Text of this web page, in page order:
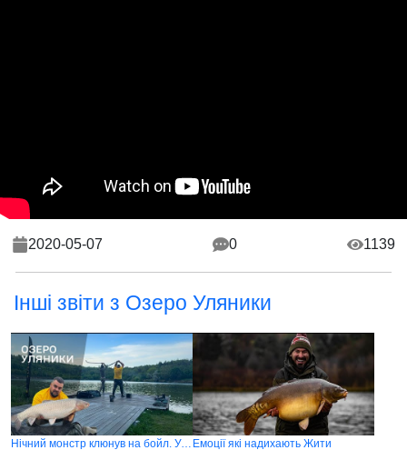
2020-05-07 0 1139
Інші звіти з Озеро Уляники
Нічний монстр клюнув на бойл. Уляники Емоції які надихають Жити